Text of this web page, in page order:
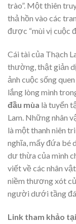
trào”. Một thiên
thả hồn vào các
được “mùi vị cuộc
Cái tài của Thạch
thường, thật giản
ảnh cuộc sống
lắng lòng mình
đầu mùa là tuyển
Lam. Những nhân
là một thanh niên
nghĩa, mấy đứa bé
dư thừa của mình
viết về các nhân
niềm thương xót
người dưới tầng
Link tham khảo